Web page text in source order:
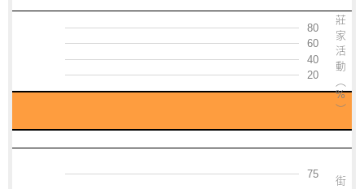
20
40
60
80
75
莊
家
活
動
︵
%
︶
街